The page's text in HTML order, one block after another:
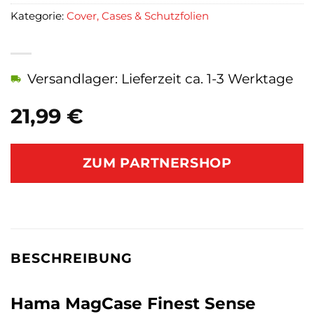
21,99 €
Versandlager: Lieferzeit ca. 1-3 Werktage
ZUM PARTNERSHOP
Kategorie: Cover, Cases & Schutzfolien
BESCHREIBUNG
Hama MagCase Finest Sense